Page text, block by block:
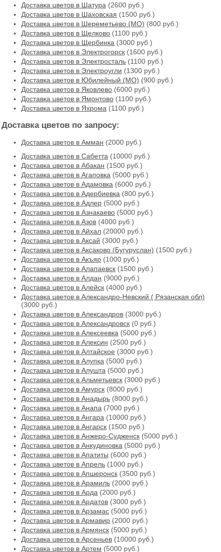
Доставка цветов в Шатура (2600 руб.)
Доставка цветов в Шаховская (1500 руб.)
Доставка цветов в Шереметьево (МО) (800 руб.)
Доставка цветов в Щелково (1100 руб.)
Доставка цветов в Щербинка (3000 руб.)
Доставка цветов в Электрогорск (1600 руб.)
Доставка цветов в Электросталь (1100 руб.)
Доставка цветов в Электроугли (1300 руб.)
Доставка цветов в Юбилейный (МО) (900 руб.)
Доставка цветов в Яковлево (6000 руб.)
Доставка цветов в Ямонтово (1100 руб.)
Доставка цветов в Яхрома (1100 руб.)
Доставка цветов по запросу:
Доставка цветов в Амман (2000 руб.)
Доставка цветов в Cабетта (10000 руб.)
Доставка цветов в Абакан (1500 руб.)
Доставка цветов в Агаповка (5000 руб.)
Доставка цветов в Адамовка (6000 руб.)
Доставка цветов в Адербиевка (800 руб.)
Доставка цветов в Адлер (5000 руб.)
Доставка цветов в Азнакаево (5000 руб.)
Доставка цветов в Азов (4000 руб.)
Доставка цветов в Айхал (20000 руб.)
Доставка цветов в Аксай (3000 руб.)
Доставка цветов в Аксаково (Бугуруслан) (1500 руб.)
Доставка цветов в Акъяр (1000 руб.)
Доставка цветов в Алапаевск (1500 руб.)
Доставка цветов в Алдан (9000 руб.)
Доставка цветов в Алейск (4000 руб.)
Доставка цветов в Александро-Невский ( Рязанская обл)
(3000 руб.)
Доставка цветов в Александров (3000 руб.)
Доставка цветов в Александровск (0 руб.)
Доставка цветов в Алексеевка (5000 руб.)
Доставка цветов в Алексин (2500 руб.)
Доставка цветов в Алтайское (3000 руб.)
Доставка цветов в Алупка (5000 руб.)
Доставка цветов в Алушта (5000 руб.)
Доставка цветов в Альметьевск (3000 руб.)
Доставка цветов в Амурск (8000 руб.)
Доставка цветов в Анадырь (8000 руб.)
Доставка цветов в Анапа (7000 руб.)
Доставка цветов в Ангара (10000 руб.)
Доставка цветов в Ангарск (1500 руб.)
Доставка цветов в Анжеро-Судженск (5000 руб.)
Доставка цветов в Анкудиновка (5000 руб.)
Доставка цветов в Апатиты (6000 руб.)
Доставка цветов в Апрель (1000 руб.)
Доставка цветов в Апшеронск (3500 руб.)
Доставка цветов в Арамиль (2000 руб.)
Доставка цветов в Арда (2000 руб.)
Доставка цветов в Ардатов (3000 руб.)
Доставка цветов в Арзамас (5000 руб.)
Доставка цветов в Армавир (2000 руб.)
Доставка цветов в Армянск (5000 руб.)
Доставка цветов в Арсеньев (10000 руб.)
Доставка цветов в Артем (5000 руб.)